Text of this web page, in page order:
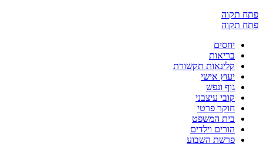
יחסים
בריאות
קלינאות תקשורת
יעוץ אישי
גוף ונפש
קובי עיצבני
חוקר פרטי
בית המשפט
הורים וילדים
פרשת השבוע